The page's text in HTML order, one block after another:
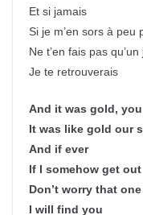
Et si jamais
Si je m’en sors à peu
Ne t’en fais pas
Je te retrouverais
And it was gold,
It was like gold our
And if ever
If I somehow get out
Don’t worry that
I will find you